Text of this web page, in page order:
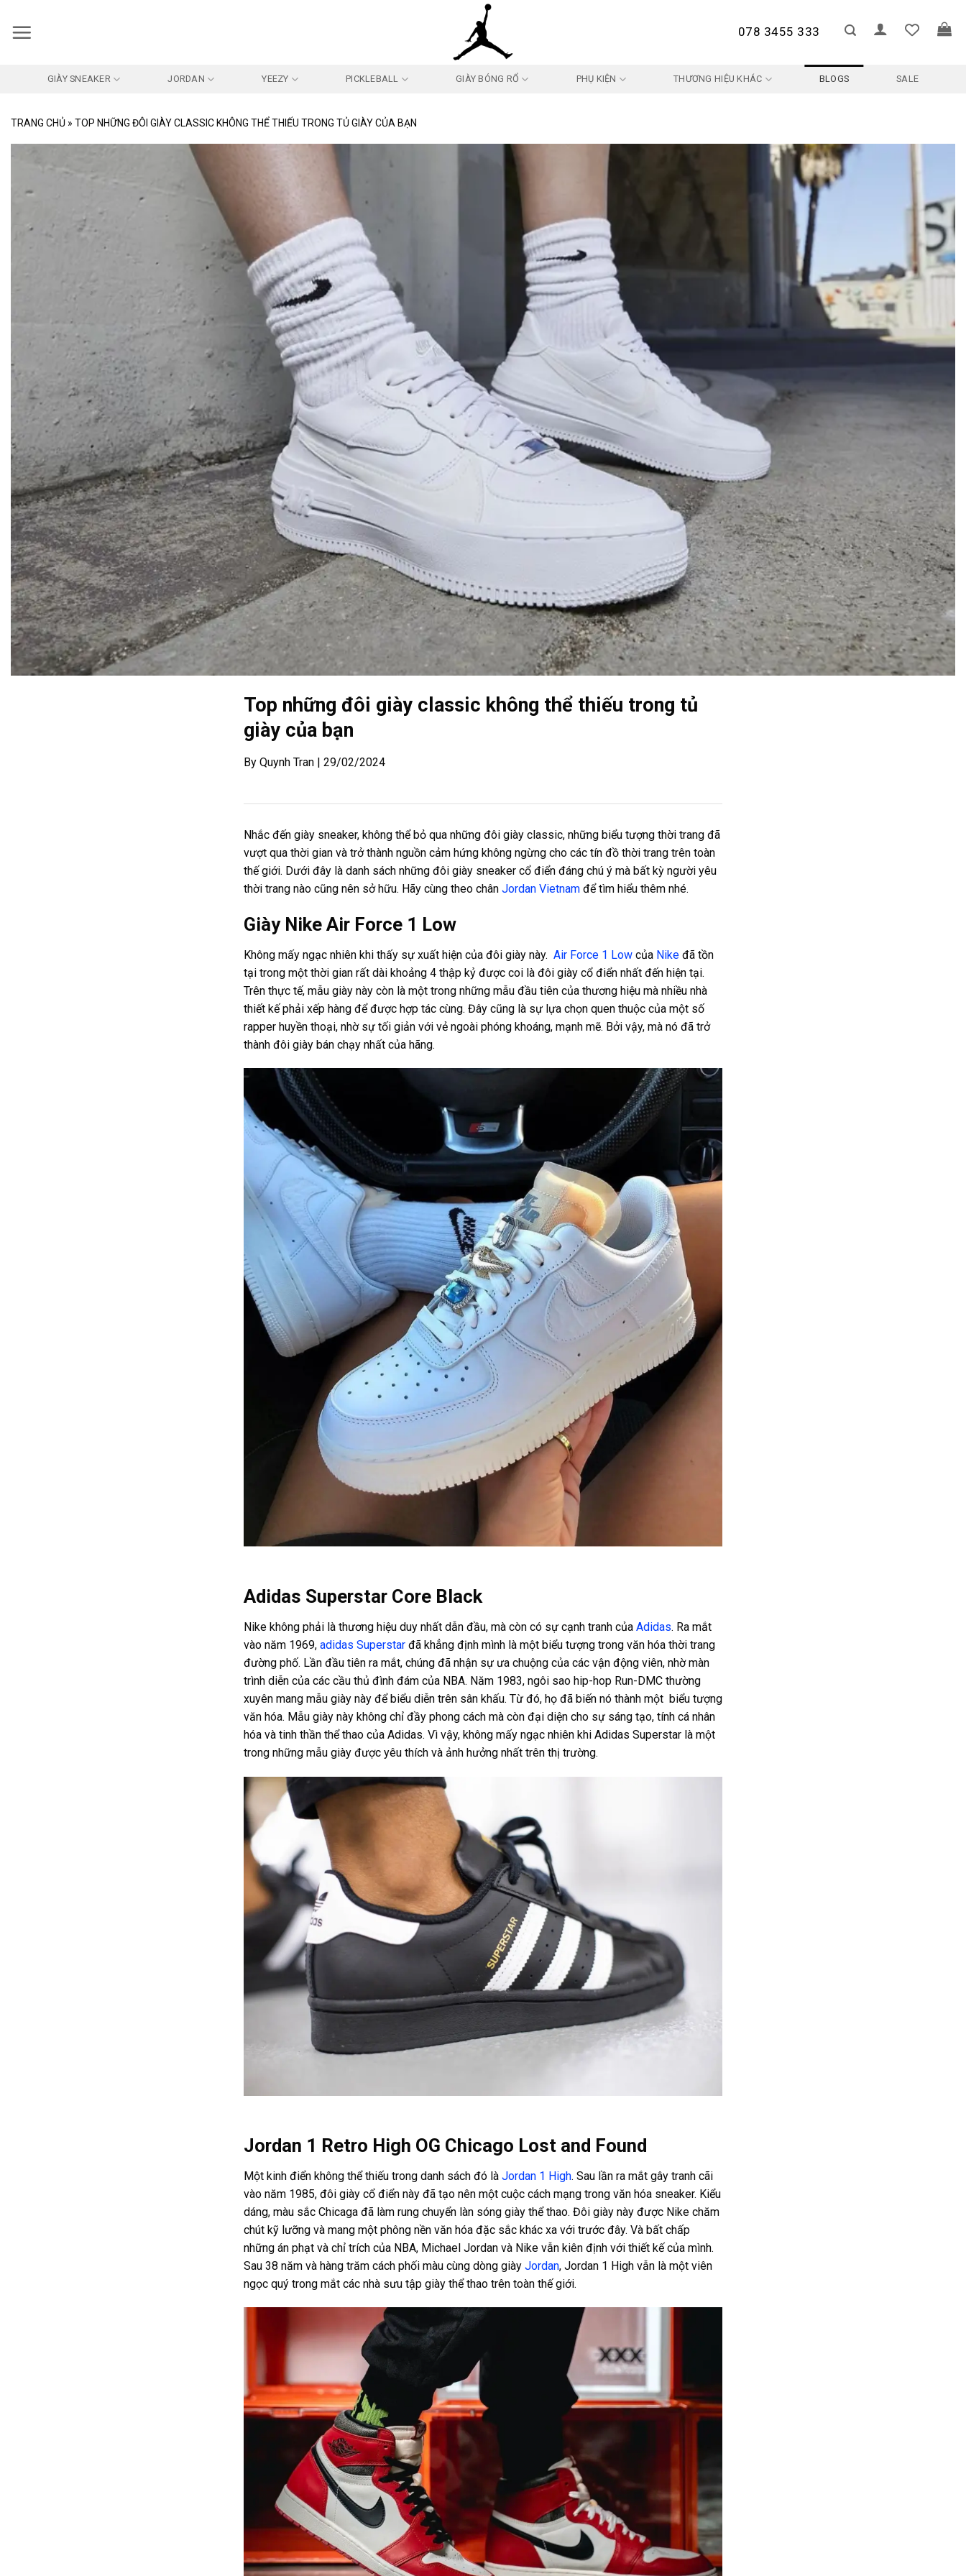
qua
078 3455 333
GIÀY SNEAKER JORDAN YEEZY PICKLEBALL GIÀY BÓNG RỔ PHỤ KIỆN THƯƠNG HIỆU KHÁC BLOGS SALE
TRANG CHỦ » TOP NHỮNG ĐÔI GIÀY CLASSIC KHÔNG THỂ THIẾU TRONG TỦ GIÀY CỦA BẠN
Top những đôi giày classic không thể thiếu trong tủ
giày của bạn
By Quynh Tran | 29/02/2024
Nhắc đến giày sneaker, không thể bỏ qua những đôi giày classic, những biểu tượng thời trang đã
vượt qua thời gian và trở thành nguồn cảm hứng không ngừng cho các tín đồ thời trang trên toàn
thế giới. Dưới đây là danh sách những đôi giày sneaker cổ điển đáng chú ý mà bất kỳ người yêu
thời trang nào cũng nên sở hữu. Hãy cùng theo chân Jordan Vietnam để tìm hiểu thêm nhé.
Giày Nike Air Force 1 Low
Không mấy ngạc nhiên khi thấy sự xuất hiện của đôi giày này. Air Force 1 Low của Nike đã tồn
tại trong một thời gian rất dài khoảng 4 thập kỷ được coi là đôi giày cổ điển nhất đến hiện tại.
Trên thực tế, mẫu giày này còn là một trong những mẫu đầu tiên của thương hiệu mà nhiều nhà
thiết kế phải xếp hàng để được hợp tác cùng. Đây cũng là sự lựa chọn quen thuộc của một số
rapper huyền thoại, nhờ sự tối giản với vẻ ngoài phóng khoáng, mạnh mẽ. Bởi vậy, mà nó đã trở
thành đôi giày bán chạy nhất của hãng.
Adidas Superstar Core Black
Nike không phải là thương hiệu duy nhất dẫn đầu, mà còn có sự cạnh tranh của Adidas. Ra mắt
vào năm 1969, adidas Superstar đã khẳng định mình là một biểu tượng trong văn hóa thời trang
đường phố. Lần đầu tiên ra mắt, chúng đã nhận sự ưa chuộng của các vận động viên, nhờ màn
trình diễn của các cầu thủ đình đám của NBA. Năm 1983, ngôi sao hip-hop Run-DMC thường
xuyên mang mẫu giày này để biểu diễn trên sân khấu. Từ đó, họ đã biến nó thành một biểu tượng
văn hóa. Mẫu giày này không chỉ đầy phong cách mà còn đại diện cho sự sáng tạo, tính cá nhân
hóa và tinh thần thể thao của Adidas. Vì vậy, không mấy ngạc nhiên khi Adidas Superstar là một
trong những mẫu giày được yêu thích và ảnh hưởng nhất trên thị trường.
Jordan 1 Retro High OG Chicago Lost and Found
Một kinh điển không thể thiếu trong danh sách đó là Jordan 1 High. Sau lần ra mắt gây tranh cãi
vào năm 1985, đôi giày cổ điển này đã tạo nên một cuộc cách mạng trong văn hóa sneaker. Kiểu
dáng, màu sắc Chicaga đã làm rung chuyển làn sóng giày thể thao. Đôi giày này được Nike chăm
chút kỹ lưỡng và mang một phông nền văn hóa đặc sắc khác xa với trước đây. Và bất chấp
những án phạt và chỉ trích của NBA, Michael Jordan và Nike vẫn kiên định với thiết kế của mình.
Sau 38 năm và hàng trăm cách phối màu cùng dòng giày Jordan, Jordan 1 High vẫn là một viên
ngọc quý trong mắt các nhà sưu tập giày thể thao trên toàn thế giới.